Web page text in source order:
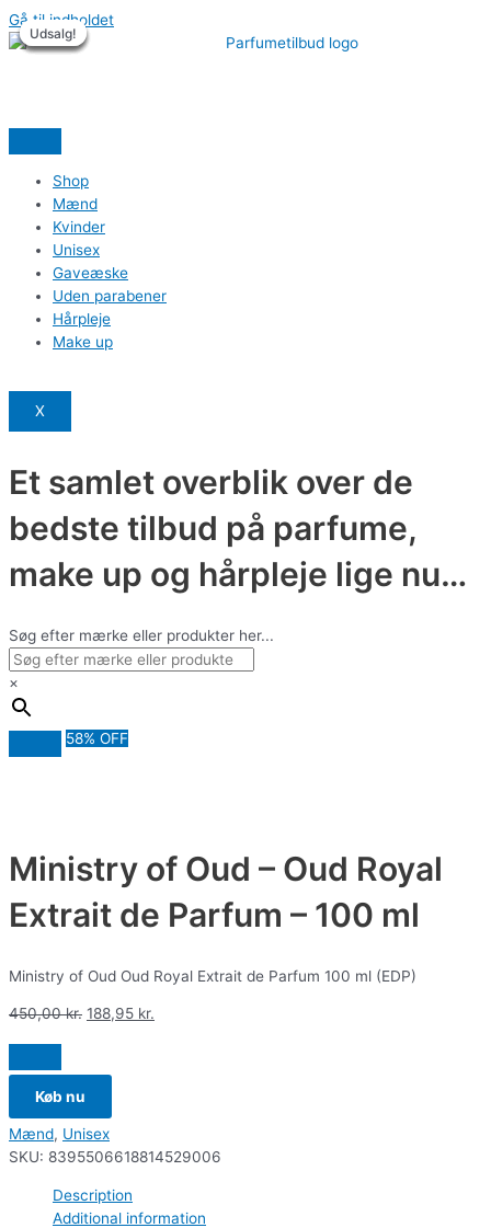
Gå til indholdet
Shop
Mænd
Kvinder
Unisex
Gaveæske
Uden parabener
Hårpleje
Make up
X
Et samlet overblik over de
bedste tilbud på parfume,
make up og hårpleje lige nu…
Søg efter mærke eller produkter her...
×
58% OFF
Ministry of Oud – Oud Royal
Extrait de Parfum – 100 ml
Ministry of Oud Oud Royal Extrait de Parfum 100 ml (EDP)
450,00kr. 188,95 kr.
Køb nu
Mænd, Unisex
SKU: 8395506618814529006
Description
Additional information
Udsalg!
Udsalg!
Udsalg!
Udsalg!
Udsalg!
Udsalg!